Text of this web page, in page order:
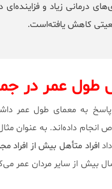
درمانی زیاد و
کاهش یافته‌است.
طول عمر در
افراد متأهل بیش از افراد